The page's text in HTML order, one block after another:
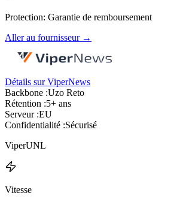
Protection: Garantie de remboursement
Aller au fournisseur→
Détails sur ViperNews
Backbone :Uzo Reto
Rétention :5+ ans
Serveur :EU
Confidentialité :Sécurisé
ViperUNL
Vitesse